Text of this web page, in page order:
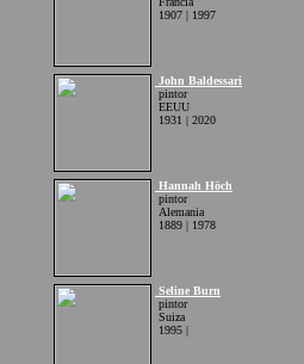
1907 | 1997
John Baldessari
pintor
EEUU
1931 | 2020
Hannah Höch
pintor
Alemania
1889 | 1978
Seline Burn
pintor
Suiza
1995 |